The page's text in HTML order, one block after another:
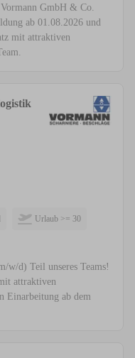
GmbH & Co.
ab 01.08.2026 und
mit attraktiven
Urlaub >= 30
w/d) Teil unseres Teams!
attraktiven
Einarbeitung ab dem